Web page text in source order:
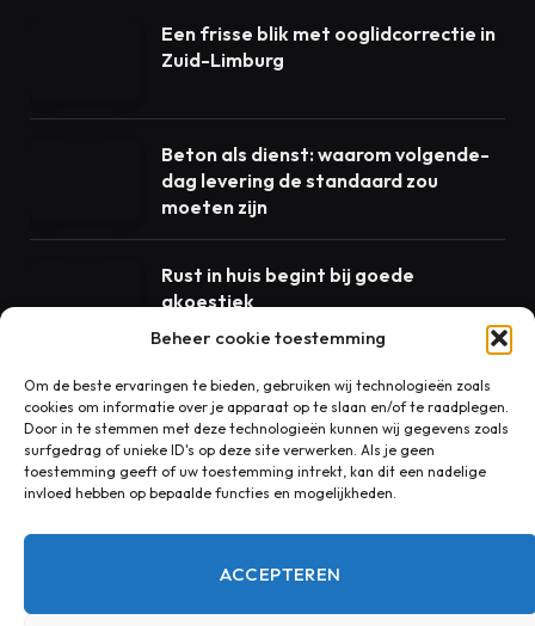
Beheer cookie toestemming
Om de beste ervaringen te bieden, gebruiken wij technologieën zoals
cookies om informatie over je apparaat op te slaan en/of te raadplegen.
Door in te stemmen met deze technologieën kunnen wij gegevens zoals
surfgedrag of unieke ID's op deze site verwerken. Als je geen
toestemming geeft of uw toestemming intrekt, kan dit een nadelige
invloed hebben op bepaalde functies en mogelijkheden.
ACCEPTEREN
Een frisse blik met ooglidcorrectie in
Zuid-Limburg
Beton als dienst: waarom volgende-
dag levering de standaard zou
moeten zijn
Rust in huis begint bij goede
akoestiek
CONTACT
Heeft u een vraag, suggestie of opmerking over onze